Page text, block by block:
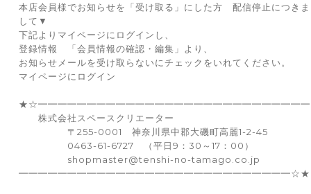
本店会員様でお知らせを「受け取る」にした方 配信停止につきま
して▼
下記よりマイページにログインし、
登録情報 「会員情報の確認・編集」より、
お知らせメールを受け取らないにチェックをいれてください。
マイページにログイン
★☆━━━━━━━━━━━━━━━━━━━━━━━━━━━━
株式会社スペースクリエーター
〒255-0001 神奈川県中郡大磯町高麗1-2-45
0463-61-6727 （平日9：30～17：00）
shopmaster@tenshi-no-tamago.co.jp
━━━━━━━━━━━━━━━━━━━━━━━━━━━━☆★